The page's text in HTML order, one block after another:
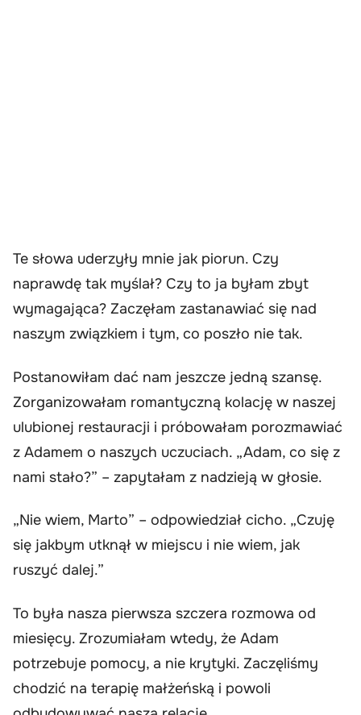
Te słowa uderzyły mnie jak piorun. Czy
naprawdę tak myślał? Czy to ja byłam zbyt
wymagająca? Zaczęłam zastanawiać się nad
naszym związkiem i tym, co poszło nie tak.
Postanowiłam dać nam jeszcze jedną szansę.
Zorganizowałam romantyczną kolację w naszej
ulubionej restauracji i próbowałam porozmawiać
z Adamem o naszych uczuciach. „Adam, co się z
nami stało?” – zapytałam z nadzieją w głosie.
„Nie wiem, Marto” – odpowiedział cicho. „Czuję
się jakbym utknął w miejscu i nie wiem, jak
ruszyć dalej.”
To była nasza pierwsza szczera rozmowa od
miesięcy. Zrozumiałam wtedy, że Adam
potrzebuje pomocy, a nie krytyki. Zaczęliśmy
chodzić na terapię małżeńską i powoli